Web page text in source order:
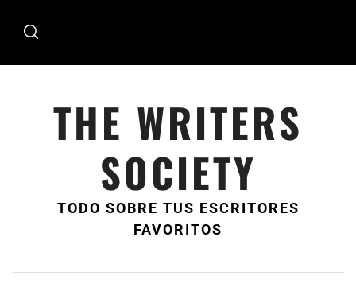
THE WRITERS
SOCIETY
TODO SOBRE TUS ESCRITORES
FAVORITOS